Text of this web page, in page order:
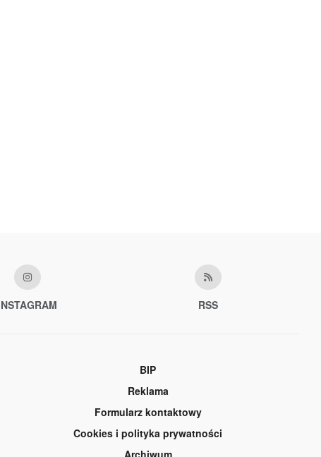
RSS
BIP
Reklama
Formularz kontaktowy
Cookies i polityka prywatności
Archiwum